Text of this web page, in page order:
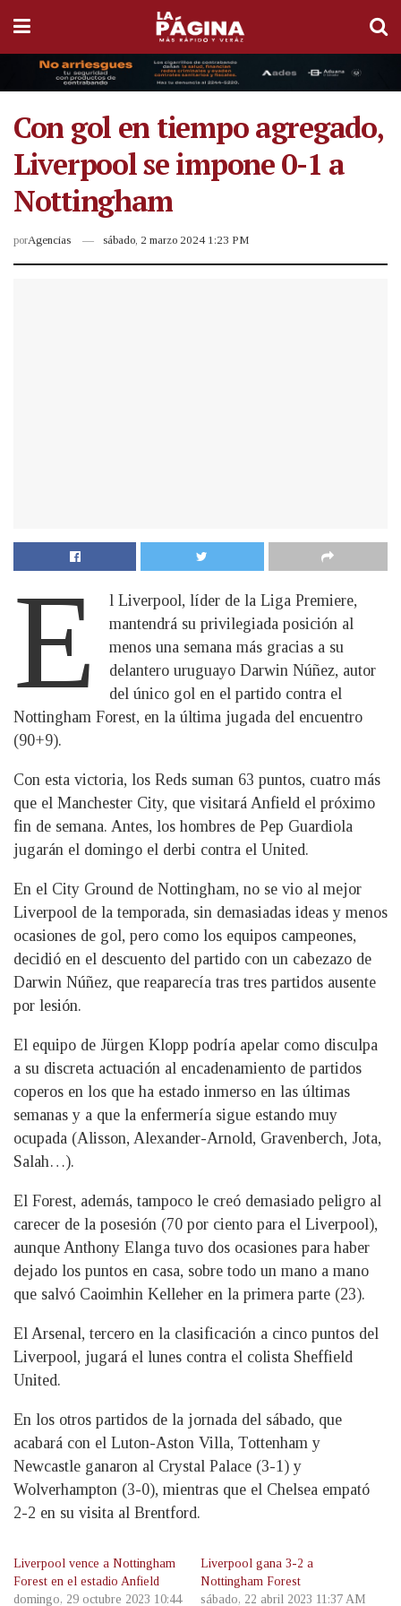
Con gol en tiempo agregado,
Liverpool se impone 0-1 a
Nottingham
porAgencias sábado, 2 marzo 2024 1:23 PM
E
l Liverpool, líder de la Liga Premiere,
mantendrá su privilegiada posición al
menos una semana más gracias a su
delantero uruguayo Darwin Núñez, autor
del único gol en el partido contra el
Nottingham Forest, en la última jugada del encuentro
(90+9).
Con esta victoria, los Reds suman 63 puntos, cuatro más
que el Manchester City, que visitará Anfield el próximo
fin de semana. Antes, los hombres de Pep Guardiola
jugarán el domingo el derbi contra el United.
En el City Ground de Nottingham, no se vio al mejor
Liverpool de la temporada, sin demasiadas ideas y menos
ocasiones de gol, pero como los equipos campeones,
decidió en el descuento del partido con un cabezazo de
Darwin Núñez, que reaparecía tras tres partidos ausente
por lesión.
El equipo de Jürgen Klopp podría apelar como disculpa
a su discreta actuación al encadenamiento de partidos
coperos en los que ha estado inmerso en las últimas
semanas y a que la enfermería sigue estando muy
ocupada (Alisson, Alexander-Arnold, Gravenberch, Jota,
Salah…).
El Forest, además, tampoco le creó demasiado peligro al
carecer de la posesión (70 por ciento para el Liverpool),
aunque Anthony Elanga tuvo dos ocasiones para haber
dejado los puntos en casa, sobre todo un mano a mano
que salvó Caoimhin Kelleher en la primera parte (23).
El Arsenal, tercero en la clasificación a cinco puntos del
Liverpool, jugará el lunes contra el colista Sheffield
United.
En los otros partidos de la jornada del sábado, que
acabará con el Luton-Aston Villa, Tottenham y
Newcastle ganaron al Crystal Palace (3-1) y
Wolverhampton (3-0), mientras que el Chelsea empató
2-2 en su visita al Brentford.
Liverpool vence a Nottingham
Forest en el estadio Anfield
domingo, 29 octubre 2023 10:44
Liverpool gana 3-2 a
Nottingham Forest
sábado, 22 abril 2023 11:37 AM